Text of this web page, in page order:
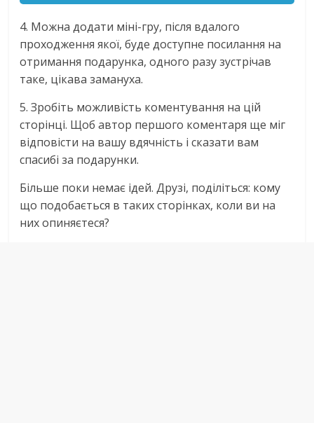
4. Можна додати міні-гру, після вдалого
проходження якої, буде доступне посилання на
отримання подарунка, одного разу зустрічав
таке, цікава замануха.
5. Зробіть можливість коментування на цій
сторінці. Щоб автор першого коментаря ще міг
відповісти на вашу вдячність і сказати вам
спасибі за подарунки.
Більше поки немає ідей. Друзі, поділіться: кому
що подобається в таких сторінках, коли ви на
них опиняєтеся?